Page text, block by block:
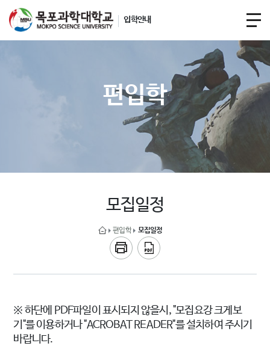
입학안내
편입학
모집일정
편입학 모집일정
※ 하단에 PDF파일이 표시되지 않을시, "모집요강 크게보
기"를 이용하거나 "ACROBAT READER"를 설치하여 주시기
바랍니다.